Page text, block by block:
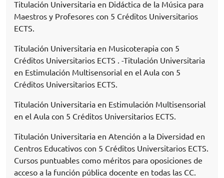
Titulación Universitaria en Didáctica de la Música para
Maestros y Profesores con 5 Créditos Universitarios
ECTS.
Titulación Universitaria en Musicoterapia con 5
Créditos Universitarios ECTS . -Titulación Universitaria
en Estimulación Multisensorial en el Aula con 5
Créditos Universitarios ECTS.
Titulación Universitaria en Estimulación Multisensorial
en el Aula con 5 Créditos Universitarios ECTS.
Titulación Universitaria en Atención a la Diversidad en
Centros Educativos con 5 Créditos Universitarios ECTS.
Cursos puntuables como méritos para oposiciones de
acceso a la función pública docente en todas las CC.